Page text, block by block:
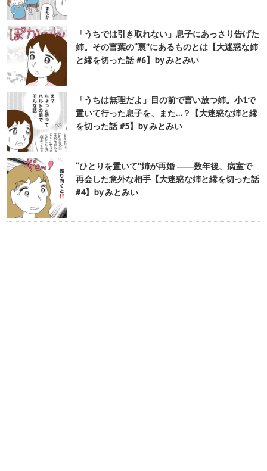
「うちでは引き取れない」息子にあっさり告げた
姉。その言葉の“裏”にあるものとは【大迷惑な姉
と縁を切った話 #6】by みとみい
「うちは無理だよ」目の前で言い放つ姉。小1で
置いて行った息子を、また…？【大迷惑な姉と縁
を切った話 #5】by みとみい
“ひとりを置いて”姉が再婚 ――数年後、病室で
再会した意外な相手【大迷惑な姉と縁を切った話
#4】by みとみい